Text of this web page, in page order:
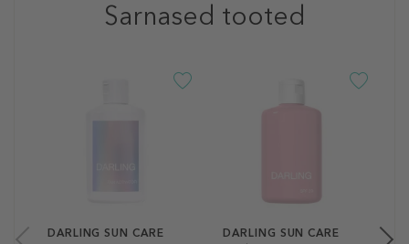
Sarnased tooted
DARLING SUN CARE
DARLING SUN CARE